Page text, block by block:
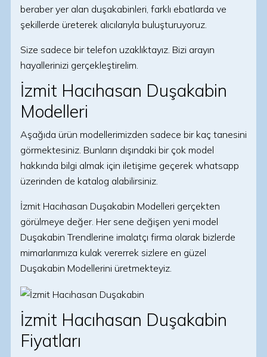
beraber yer alan duşakabinleri, farklı ebatlarda ve
şekillerde üreterek alıcılarıyla buluşturuyoruz.
Size sadece bir telefon uzaklıktayız. Bizi arayın
hayallerinizi gerçekleştirelim.
İzmit Hacıhasan Duşakabin
Modelleri
Aşağıda ürün modellerimizden sadece bir kaç tanesini
görmektesiniz. Bunların dışındaki bir çok model
hakkında bilgi almak için iletişime geçerek whatsapp
üzerinden de katalog alabilirsiniz.
İzmit Hacıhasan Duşakabin Modelleri gerçekten
görülmeye değer. Her sene değişen yeni model
Duşakabin Trendlerine imalatçı firma olarak bizlerde
mimarlarımıza kulak vererrek sizlere en güzel
Duşakabin Modellerini üretmekteyiz.
İzmit Hacıhasan Duşakabin
Fiyatları